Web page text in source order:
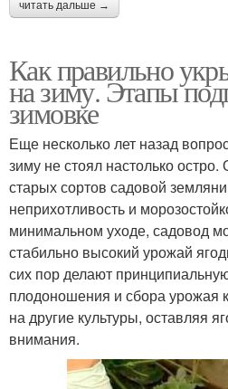
читать дальше →
Как правильно
на зиму. Этапы
зимовке
Еще несколько лет назад
зиму не стоял настолько остро.
старых сортов садовой
неприхотливость и
минимальном уходе, садовод
стабильно высокий урожай
сих пор делают
плодоношения и сбора урожая
на другие культуры, оставляя
внимания.